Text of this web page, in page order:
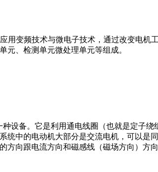
应用变频技术与微电子技术，通过改变电
元、检测单元微处理单元等组成。
设备。它是利用通电线圈（也就是定子
统中的电动机大部分是交流电机，可以
方向跟电流方向和磁感线（磁场方向）方